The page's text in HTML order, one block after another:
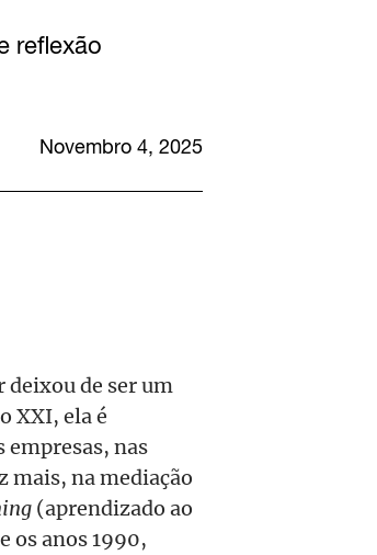
reflexão
Novembro 4, 2025
deixou de ser um
XXI, ela é
empresas, nas
mais, na mediação
(aprendizado ao
os anos 1990,